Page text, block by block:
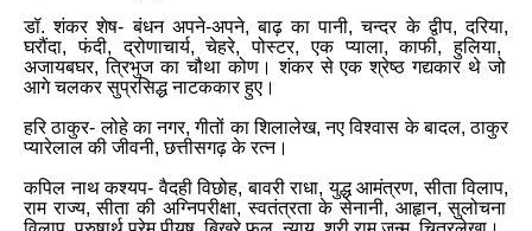
डॉ. शंकर शेष- बंधन अपने-अपने, बाढ़ का पानी, चन्दर के द्वीप, दरिया,
घरौंदा, फंदी, द्रोणाचार्य, चेहरे, पोस्टर, एक प्याला, काफी, हुलिया,
अजायबघर, त्रिभुज का चौथा कोण। शंकर से एक श्रेष्ठ गद्यकार थे जो
आगे चलकर सुप्रसिद्ध नाटककार हुए।
हरि ठाकुर- लोहे का नगर, गीतों का शिलालेख, नए विश्वास के बादल, ठाकुर
प्यारेलाल की जीवनी, छत्तीसगढ़ के रत्न।
कपिल नाथ कश्यप- वैदही विछोह, बावरी राधा, युद्ध आमंत्रण, सीता विलाप,
राम राज्य, सीता की अग्निपरीक्षा, स्वतंत्रता के सेनानी, आहृान, सुलोचना